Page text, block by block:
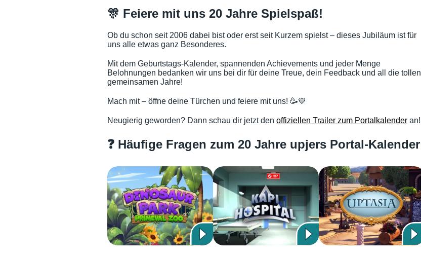
🎊 Feiere mit uns 20 Jahre Spielspaß!
Ob du schon seit 2006 dabei bist oder erst seit Kurzem spielst – dieses Jubiläum ist für
uns alle etwas ganz Besonderes.
Mit dem Geburtstags-Kalender, spannenden Achievements und jeder Menge
Belohnungen bedanken wir uns bei dir für deine Treue, dein Feedback und all die tollen
gemeinsamen Jahre!
Mach mit – öffne deine Türchen und feiere mit uns! 🥳💙
Neugierig geworden? Dann schau dir jetzt den offiziellen Trailer zum Portalkalender an!
❓ Häufige Fragen zum 20 Jahre upjers Portal-Kalender